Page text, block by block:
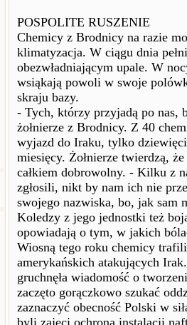
POSPOLITE RUSZENIE
Chemicy z Brodnicy na razie
klimatyzacja. W ciągu dnia
obezwładniającym upale. W
wsiąkają powoli w swoje
skraju bazy.
- Tych, którzy przyjadą po nas,
żołnierze z Brodnicy. Z 40
wyjazd do Iraku, tylko
miesięcy. Żołnierze twierdzą,
całkiem dobrowolny. - Kilku z
zgłosili, nikt by nam ich nie
swojego nazwiska, bo, jak sam
Koledzy z jego jednostki też
opowiadają o tym, w jakich
Wiosną tego roku chemicy
amerykańskich atakujących
gruchnęła wiadomość o
zaczęto gorączkowo szukać
zaznaczyć obecność Polski w
byli zajęci ochroną instalacji